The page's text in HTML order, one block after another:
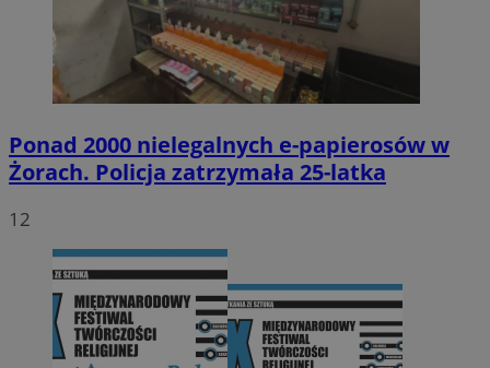
Ponad 2000 nielegalnych e-papierosów w
Żorach. Policja zatrzymała 25-latka
12